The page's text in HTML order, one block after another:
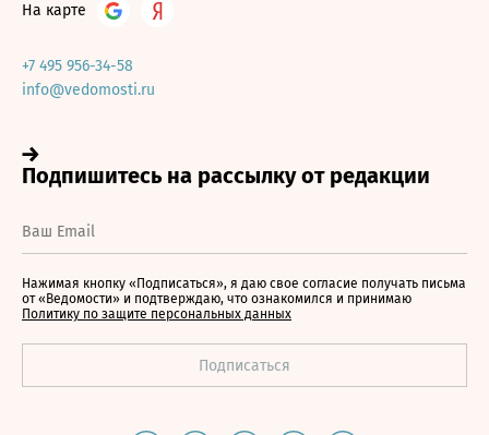
На карте
+7 495 956-34-58
info@vedomosti.ru
Нажимая кнопку «Подписаться», я даю свое согласие получать письма
от «Ведомости» и подтверждаю, что ознакомился и принимаю
Политику по защите персональных данных